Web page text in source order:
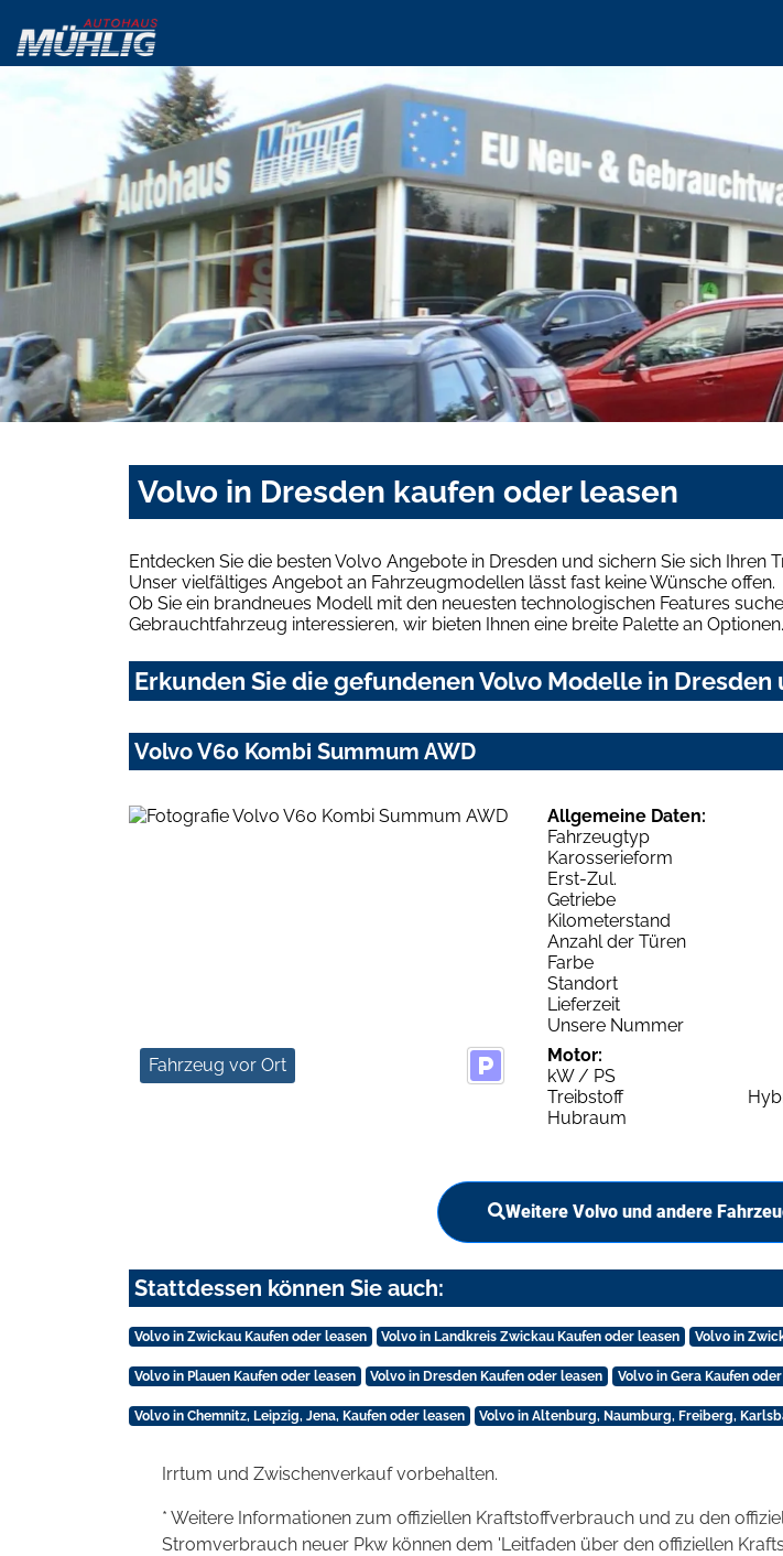
Volvo in Dresden kaufen oder leasen
Entdecken Sie die besten Volvo Angebote in Dresden und sichern Sie sich Ihren
Unser vielfältiges Angebot an Fahrzeugmodellen lässt fast keine Wünsche offen.
Ob Sie ein brandneues Modell mit den neuesten technologischen Features
Gebrauchtfahrzeug interessieren, wir bieten Ihnen eine breite Palette an Optionen.
Erkunden Sie die gefundenen Volvo Modelle in
Volvo V60 Kombi Summum AWD
Fahrzeug vor Ort
Allgemeine Daten:
Fahrzeugtyp
Karosserieform
Erst-Zul.
Getriebe
Kilometerstand
Anzahl der Türen
Farbe
Standort
Lieferzeit
Unsere Nummer
Motor:
kW / PS
Treibstoff
Hubraum
Weitere Volvo und andere
Stattdessen können Sie auch:
Volvo in Zwickau Kaufen oder leasen Volvo in Landkreis Zwickau Kaufen oder leasen Volvo in
Volvo in Plauen Kaufen oder leasen Volvo in Dresden Kaufen oder leasen Volvo in Gera Kaufen
Volvo in Chemnitz, Leipzig, Jena, Kaufen oder leasen Volvo in Altenburg, Naumburg, Freiberg,
Irrtum und Zwischenverkauf vorbehalten.
* Weitere Informationen zum offiziellen Kraftstoffverbrauch und zu den
Stromverbrauch neuer Pkw können dem 'Leitfaden über den offiziellen